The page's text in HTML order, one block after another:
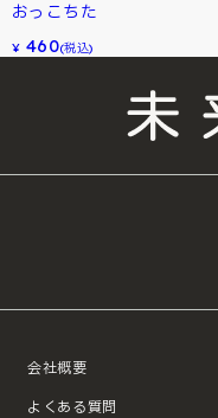
おっこちた
¥ 460(税込)
会社概要
よくある質問